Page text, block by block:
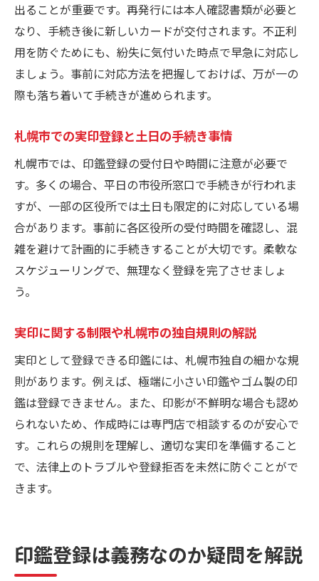
出ることが重要です。再発行には本人確認書類が必要と
なり、手続き後に新しいカードが交付されます。不正利
用を防ぐためにも、紛失に気付いた時点で早急に対応し
ましょう。事前に対応方法を把握しておけば、万が一の
際も落ち着いて手続きが進められます。
札幌市での実印登録と土日の手続き事情
札幌市では、印鑑登録の受付日や時間に注意が必要で
す。多くの場合、平日の市役所窓口で手続きが行われま
すが、一部の区役所では土日も限定的に対応している場
合があります。事前に各区役所の受付時間を確認し、混
雑を避けて計画的に手続きすることが大切です。柔軟な
スケジューリングで、無理なく登録を完了させましょ
う。
実印に関する制限や札幌市の独自規則の解説
実印として登録できる印鑑には、札幌市独自の細かな規
則があります。例えば、極端に小さい印鑑やゴム製の印
鑑は登録できません。また、印影が不鮮明な場合も認め
られないため、作成時には専門店で相談するのが安心で
す。これらの規則を理解し、適切な実印を準備すること
で、法律上のトラブルや登録拒否を未然に防ぐことがで
きます。
印鑑登録は義務なのか疑問を解説